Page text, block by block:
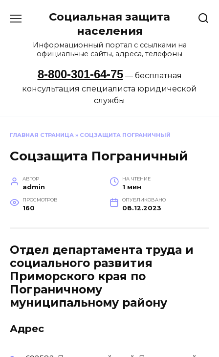
Социальная защита
населения
Информационный портал с ссылками на
официальные сайты, адреса, телефоны
8-800-301-64-75— бесплатная
консультация специалиста юридической
службы
ГЛАВНАЯ СТРАНИЦА » СОЦЗАЩИТА ПОГРАНИЧНЫЙ
Соцзащита Пограничный
АВТОР
admin
НА ЧТЕНИЕ
1 мин
ПРОСМОТРОВ
160
ОПУБЛИКОВАНО
08.12.2023
Отдел департамента труда и
социального развития
Приморского края по
Пограничному
муниципальному району
Адрес